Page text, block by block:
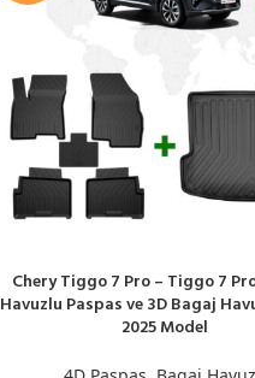
SEPETE EKLE
Chery Tiggo 7 Pro – Tiggo 7
Havuzlu Paspas ve 3D Bagaj
2025 Model